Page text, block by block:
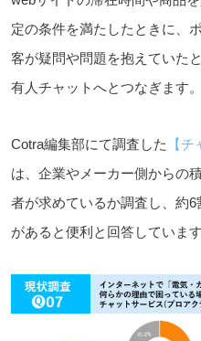
定の条件を満たしたときに、
客が疑問や問題を抱えていた
有人チャットへとつなぎます。
Cotra編集部にて調査した 【
は、企業やメーカー側からの
者が求めているか調査し、約
があると便利と回答しています